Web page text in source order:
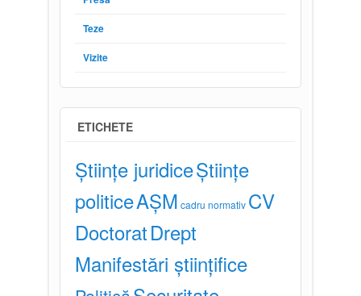
Teze
Vizite
ETICHETE
Științe juridiceȘtiințe
politiceAȘM cadru normativ CV
DoctoratDrept
Manifestări științifice